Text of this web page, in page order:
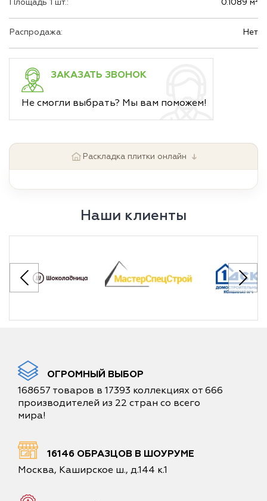
Площадь 1 шт.: 0.1089 м²
Распродажа: Нет
ЗАКАЗАТЬ ЗВОНОК
Не смогли выбрать? Мы вам поможем!
Раскладка плитки онлайн ↓
Наши клиенты
ОГРОМНЫЙ ВЫБОР
168657 товаров в 17393 коллекциях от 666
производителей из 22 стран со всего
мира!
16146 ОБРАЗЦОВ В ШОУРУМЕ
Москва, Каширское ш., д.144 к.1